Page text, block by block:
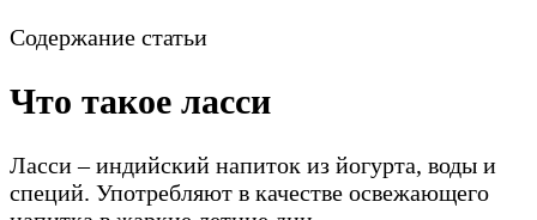
Содержание статьи
Что такое ласси
Ласси – индийский напиток из йогурта, воды и
специй. Употребляют в качестве освежающего